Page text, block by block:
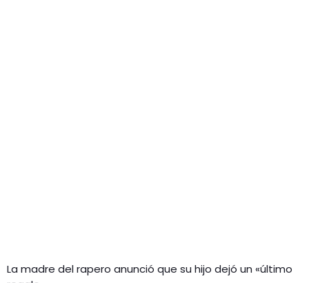
La madre del rapero anunció que su hijo dejó un «último